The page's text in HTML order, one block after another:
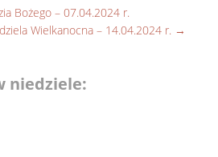
Bożego – 07.04.2024 r.
Wielkanocna – 14.04.2024 r. →
niedziele: